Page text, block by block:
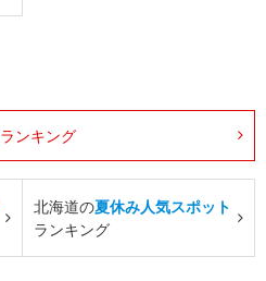
ランキング
北海道の夏休み人気スポット
ランキング